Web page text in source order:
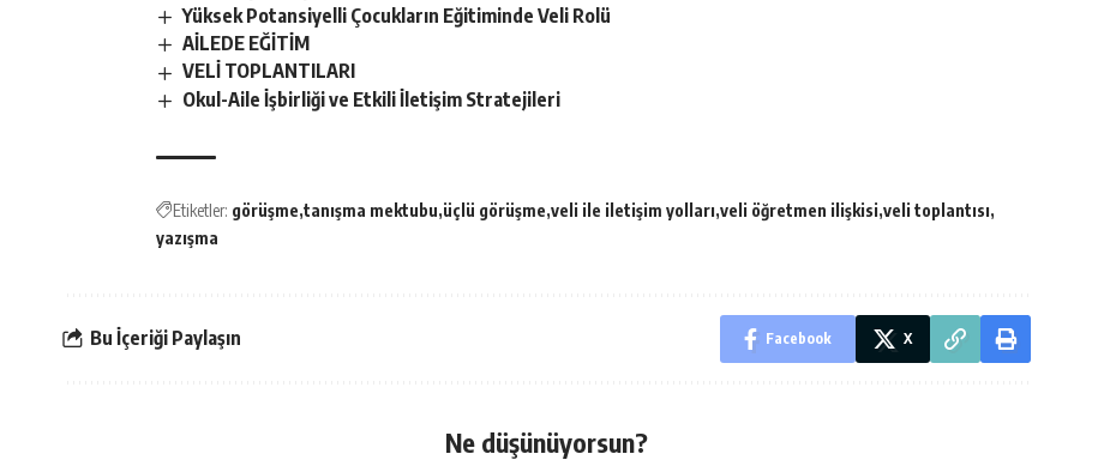
Yüksek Potansiyelli Çocukların Eğitiminde Veli Rolü
AİLEDE EĞİTİM
VELİ TOPLANTILARI
Okul-Aile İşbirliği ve Etkili İletişim Stratejileri
Etiketler: görüşme tanışma mektubu üçlü görüşme veli ile iletişim yolları veli öğretmen ilişkisi veli toplantısı
yazışma
Bu İçeriği Paylaşın Facebook X
Ne düşünüyorsun?